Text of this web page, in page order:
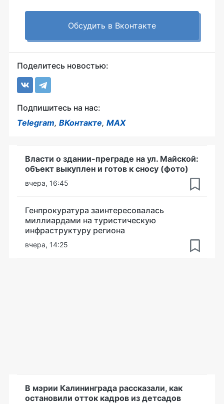
Обсудить в Вконтакте
Поделитесь новостью:
Подпишитесь на нас:
Telegram, ВКонтакте, MAX
Власти о здании-преграде на ул. Майской:
объект выкуплен и готов к сносу (фото)
вчера, 16:45
Генпрокуратура заинтересовалась
миллиардами на туристическую
инфраструктуру региона
вчера, 14:25
В мэрии Калининграда рассказали, как
остановили отток кадров из детсадов